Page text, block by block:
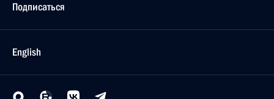
Подписаться
English